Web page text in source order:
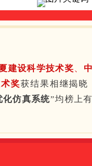
建设科学技术奖、
奖获结果相继揭晓
化仿真系统”均榜上